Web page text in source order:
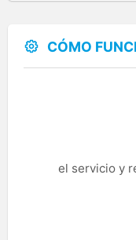
CÓMO
el servicio y